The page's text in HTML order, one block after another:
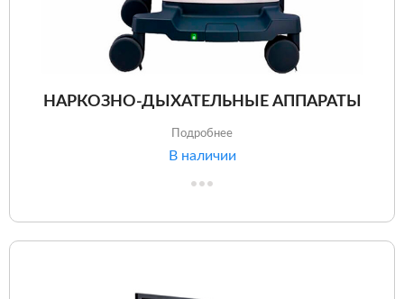
НАРКОЗНО-ДЫХАТЕЛЬНЫЕ АППАРАТЫ
Подробнее
В наличии